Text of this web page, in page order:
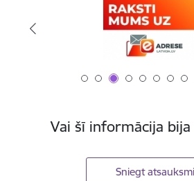
Vai šī informācija
Sniegt atsauksmi